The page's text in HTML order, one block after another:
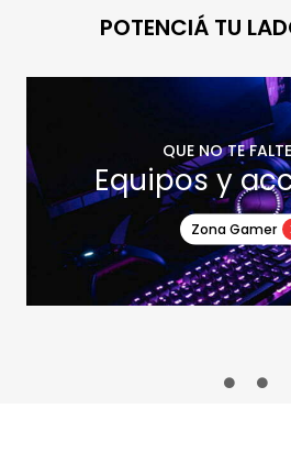
POTENCIÁ TU
QUE NO TE
Equipos y
Zona Gamer